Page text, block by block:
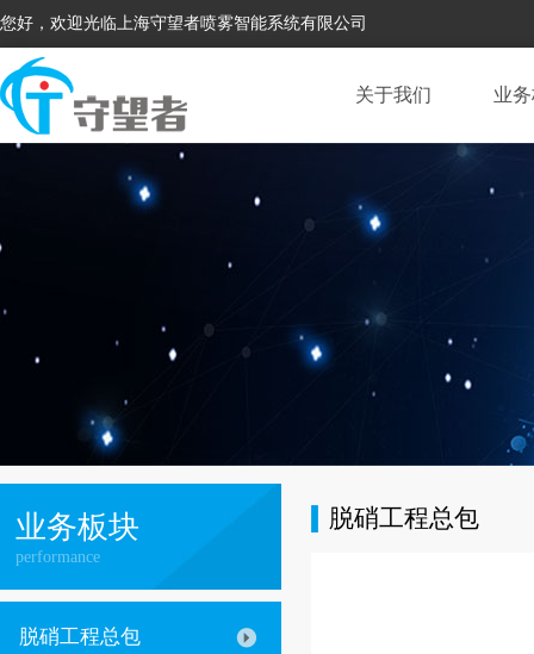
您好，欢迎光临上海守望者喷雾智能系统有限公司
关于我们 业
业务板块
performance
脱硝工程总包
脱硝工程总包